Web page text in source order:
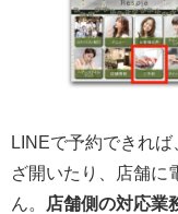
LINEで予約できれ
ざ開いたり、店舗に
ん。
店舗側の対応業